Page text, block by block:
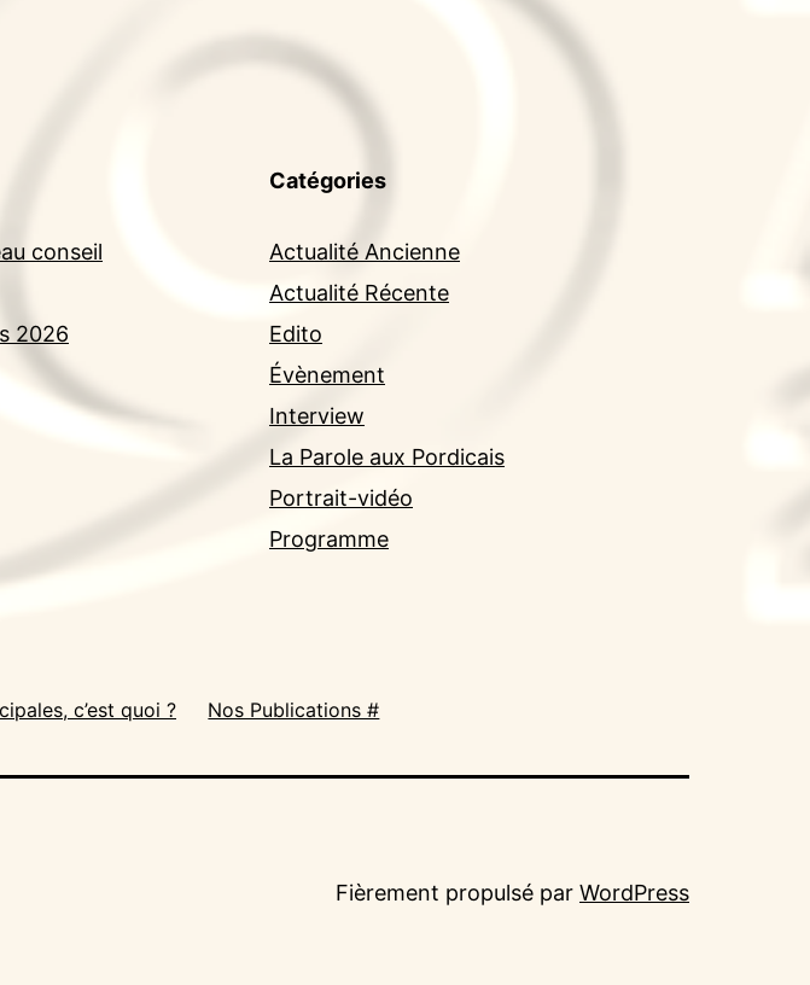
conseil
2026
Catégories
Actualité Ancienne
Actualité Récente
Edito
Évènement
Interview
La Parole aux Pordicais
Portrait-vidéo
Programme
c’est quoi ? Nos Publications #
Fièrement propulsé par WordPress